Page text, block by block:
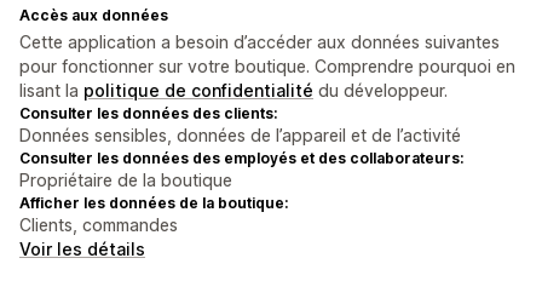
Accès aux données
Cette application a besoin d’accéder aux données suivantes
pour fonctionner sur votre boutique. Comprendre pourquoi en
lisant la politique de confidentialité du développeur.
Consulter les données des clients:
Données sensibles, données de l’appareil et de l’activité
Consulter les données des employés et des collaborateurs:
Propriétaire de la boutique
Afficher les données de la boutique:
Clients, commandes
Voir les détails